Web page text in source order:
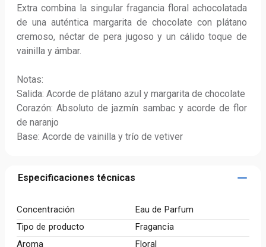
Extra combina la singular fragancia floral achocolatada
de una auténtica margarita de chocolate con plátano
cremoso, néctar de pera jugoso y un cálido toque de
vainilla y ámbar.
Notas:
Salida: Acorde de plátano azul y margarita de chocolate
Corazón: Absoluto de jazmín sambac y acorde de flor
de naranjo
Base: Acorde de vainilla y trío de vetiver
Especificaciones técnicas
Concentración
Eau de Parfum
Tipo de producto
Fragancia
Aroma
Floral